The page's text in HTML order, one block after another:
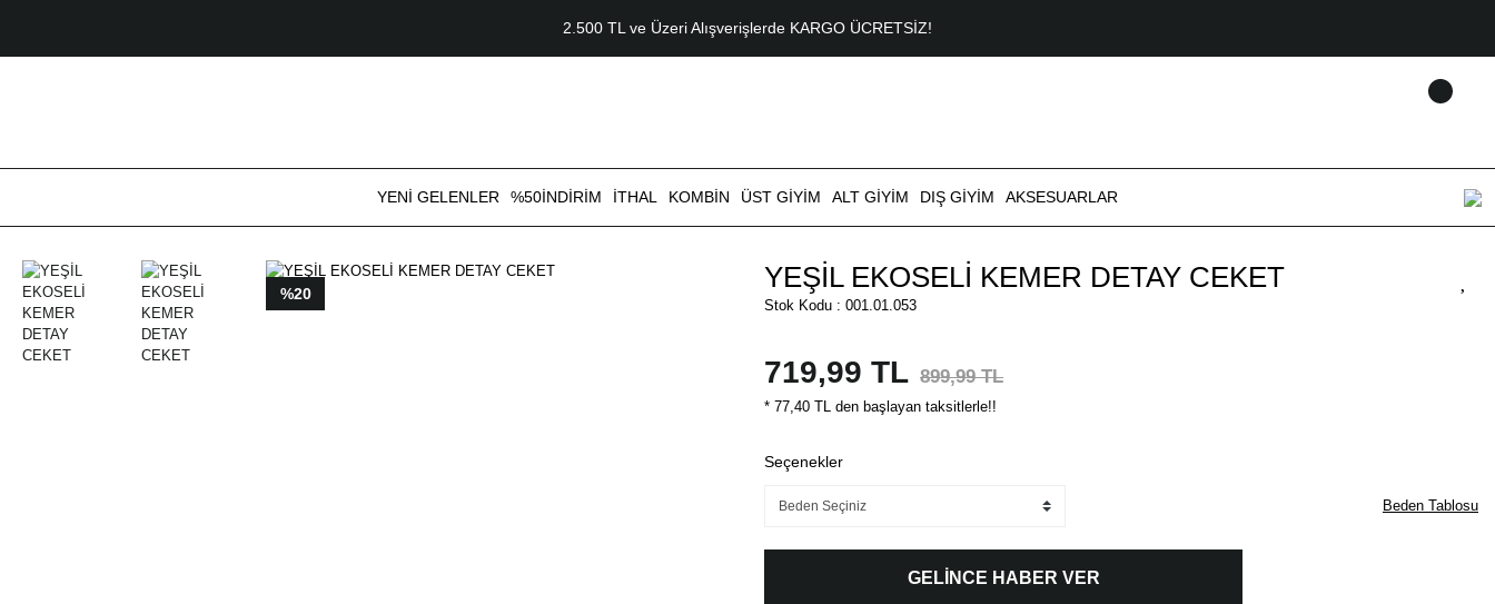
2.500 TL ve Üzeri Alışverişlerde KARGO ÜCRETSİZ!
YENİ GELENLER %50İNDİRİM İTHAL KOMBİN ÜST GİYİM ALT GİYİM DIŞ GİYİM AKSESUARLAR
%20 YEŞİL EKOSELİ KEMER DETAY CEKET
Stok Kodu : 001.01.053
719,99 TL 899,99 TL
* 77,40 TL den başlayan taksitlerle!!
Seçenekler
Beden Tablosu
GELİNCE HABER VER